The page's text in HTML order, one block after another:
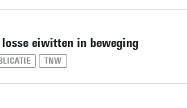
eiwitten in beweging
TNW